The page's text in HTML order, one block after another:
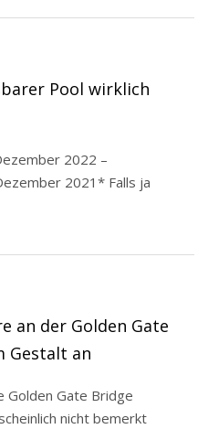
Pool wirklich
2022 –
2021* Falls ja
an der Golden Gate
Gestalt an
Golden Gate Bridge
nicht bemerkt